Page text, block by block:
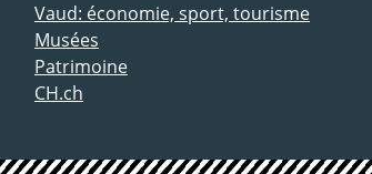
Vaud: économie, sport, tourisme
Musées
Patrimoine
CH.ch